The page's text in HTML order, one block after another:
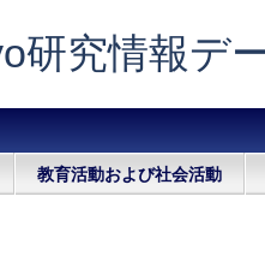
研究情報デ
教育活動および社会活動